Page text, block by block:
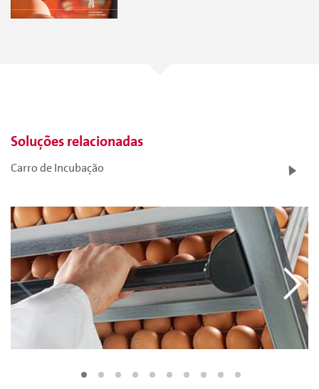
Soluções relacionadas
Carro de Incubação